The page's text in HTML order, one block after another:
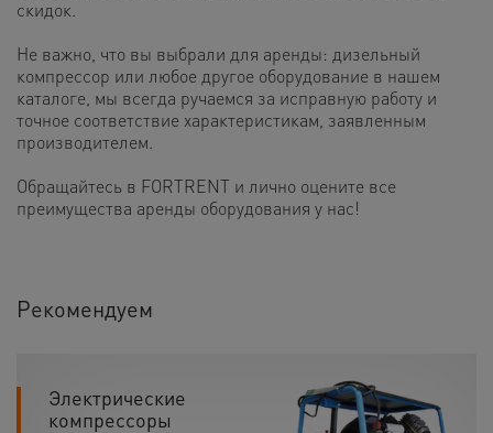
скидок.
Не важно, что вы выбрали для аренды: дизельный
компрессор или любое другое оборудование в нашем
каталоге, мы всегда ручаемся за исправную работу и
точное соответствие характеристикам, заявленным
производителем.
Обращайтесь в FORTRENT и лично оцените все
преимущества аренды оборудования у нас!
Рекомендуем
Электрические
компрессоры